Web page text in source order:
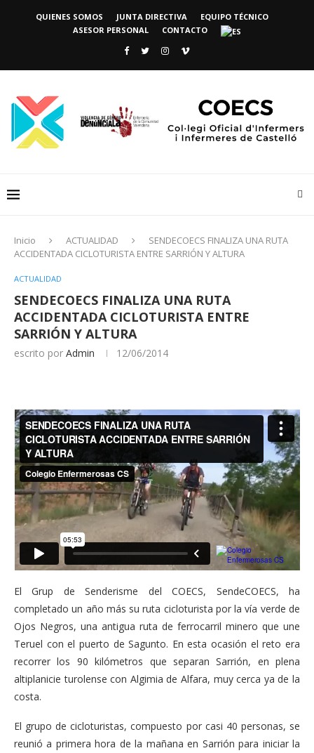
QUIENES SOMOS JUNTA DIRECTIVA
EQUIPO TÉCNICO
ASESOR PERSONAL
CONTACTO
Inicio ACTUALIDAD
SENDECOECS FINALIZA UNA RUTA
ACCIDENTADA CICLOTURISTA ENTRE SARRIÓN Y ALTURA
ACTUALIDAD
SENDECOECS FINALIZA UNA RUTA
ACCIDENTADA CICLOTURISTA ENTRE
SARRIÓN Y ALTURA
escrito por Admin 12/06/2014
El Grup de Senderisme del COECS, SendeCOECS, ha
completado un año más su ruta cicloturista por la vía verde de
Ojos Negros, una antigua ruta de ferrocarril minero que une
Teruel con el puerto de Sagunto. En esta ocasión el reto era
recorrer los 90 kilómetros que separan Sarrión, en plena
altiplanicie turolense con Algimia de Alfara, muy cerca ya de la
costa.
El grupo de cicloturistas, compuesto por casi 40 personas, se
reunió a primera hora de la mañana en Sarrión para iniciar la